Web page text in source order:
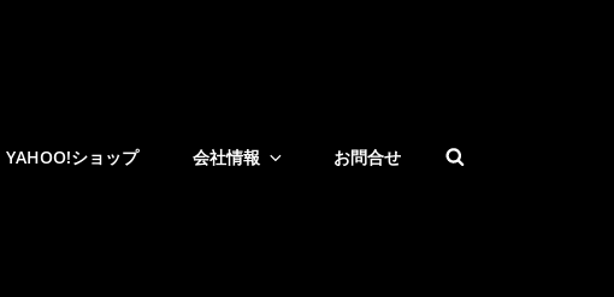
YAHOO!ショップ 会社情報 お問合せ